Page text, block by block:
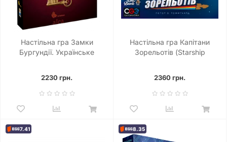
Настільна гра Замки
Бургундії. Українське
2230 грн.
Настільна гра Капітани
Зорельотів (Starship
2360 грн.
7.41 8.35